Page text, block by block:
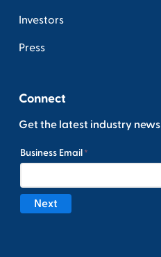
Investors
Press
Connect
Get the latest industry news